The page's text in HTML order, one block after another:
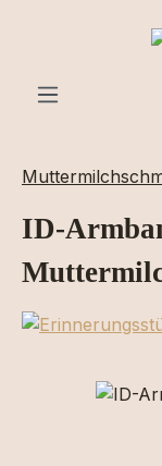
Zum Hauptinhalt
ID-
Bildergalerie